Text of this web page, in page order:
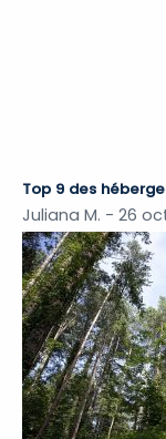
Top 9 des
Juliana M. 26